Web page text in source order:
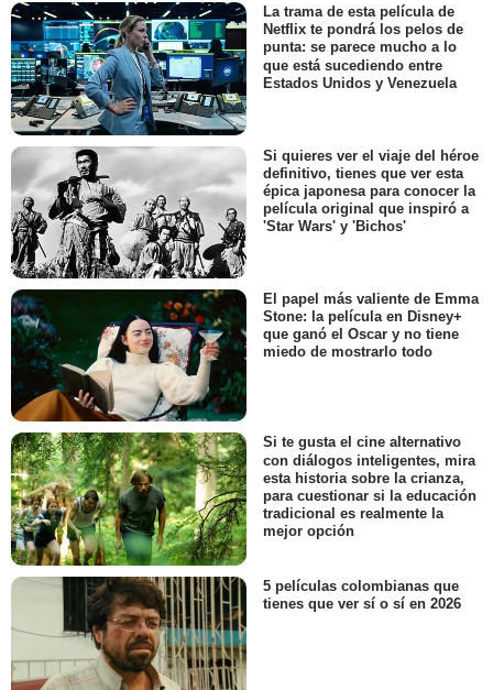
La trama de esta película de
Netflix te pondrá los pelos de
punta: se parece mucho a lo
que está sucediendo entre
Estados Unidos y Venezuela
Si quieres ver el viaje del héroe
definitivo, tienes que ver esta
épica japonesa para conocer la
película original que inspiró a
'Star Wars' y 'Bichos'
El papel más valiente de Emma
Stone: la película en Disney+
que ganó el Oscar y no tiene
miedo de mostrarlo todo
Si te gusta el cine alternativo
con diálogos inteligentes, mira
esta historia sobre la crianza,
para cuestionar si la educación
tradicional es realmente la
mejor opción
5 películas colombianas que
tienes que ver sí o sí en 2026